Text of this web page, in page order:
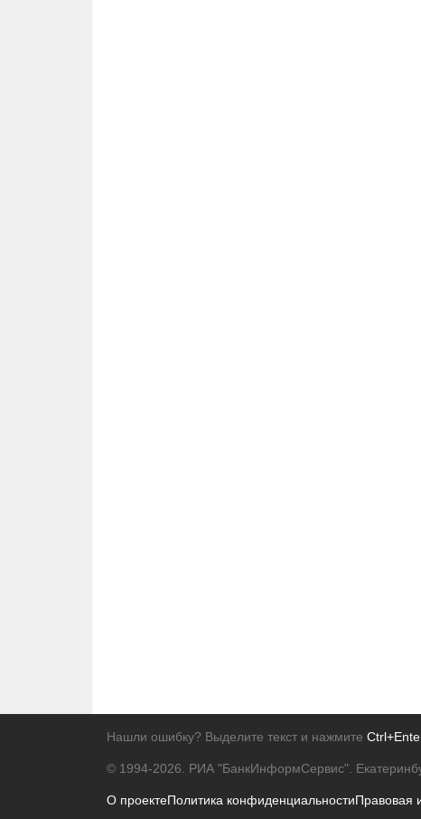
Нашли ошибку? Выделите текст и нажмите
© 1994-2026. РИА "БанкИнформСервис".
О проектеПолитика конфиденциальностиПравовая